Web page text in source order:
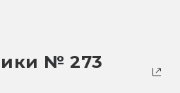
№ 273